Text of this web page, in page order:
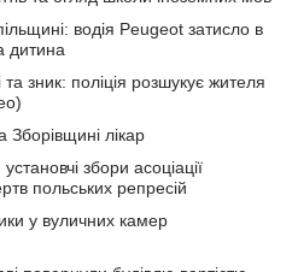
водія Peugeot затисло в
дитина
зник: поліція розшукує жителя
Зборівщині лікар
збори асоціації
польських репресій
у вуличних камер